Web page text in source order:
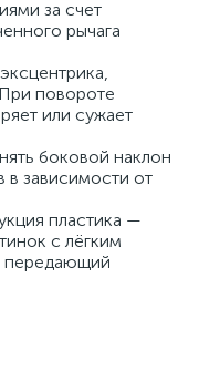
за счет
рычага
повороте
или сужает
боковой наклон
в зависимости от
пластика —
с лёгким
передающий